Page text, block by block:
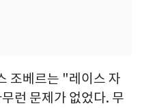
조베르는 "레이스 자
런 문제가 없었다. 무